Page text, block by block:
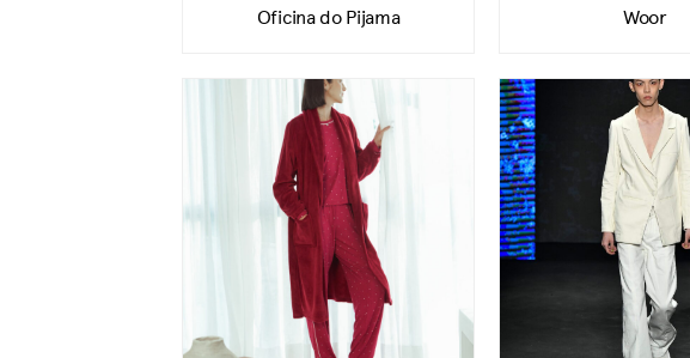
Oficina do Pijama Woor